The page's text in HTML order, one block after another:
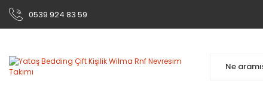
0539 924 83 59